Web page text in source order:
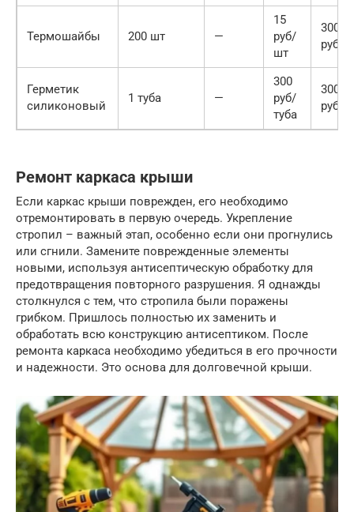
Термошайбы 200 шт —
15
руб/
шт
3000
руб
Герметик
силиконовый
1 туба —
300
руб/
туба
300
руб
Ремонт каркаса крыши
Если каркас крыши поврежден, его необходимо
отремонтировать в первую очередь. Укрепление
стропил – важный этап, особенно если они прогнулись
или сгнили. Замените поврежденные элементы
новыми, используя антисептическую обработку для
предотвращения повторного разрушения. Я однажды
столкнулся с тем, что стропила были поражены
грибком. Пришлось полностью их заменить и
обработать всю конструкцию антисептиком. После
ремонта каркаса необходимо убедиться в его прочности
и надежности. Это основа для долговечной крыши.